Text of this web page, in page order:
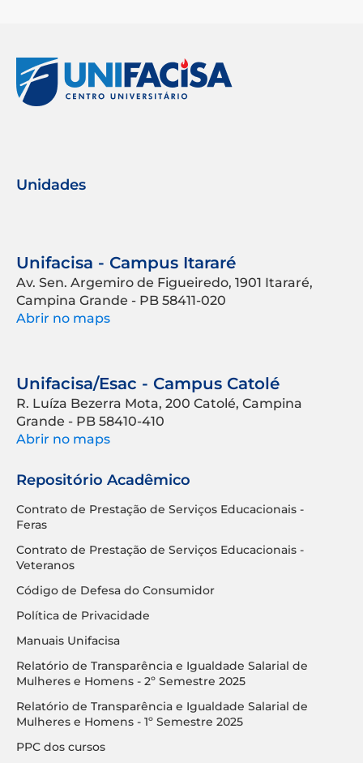
Unidades
Unifacisa - Campus Itararé
Av. Sen. Argemiro de Figueiredo, 1901 Itararé,
Campina Grande - PB 58411-020
Abrir no maps
Unifacisa/Esac - Campus Catolé
R. Luíza Bezerra Mota, 200 Catolé, Campina
Grande - PB 58410-410
Abrir no maps
Repositório Acadêmico
Contrato de Prestação de Serviços Educacionais -
Feras
Contrato de Prestação de Serviços Educacionais -
Veteranos
Código de Defesa do Consumidor
Política de Privacidade
Manuais Unifacisa
Relatório de Transparência e Igualdade Salarial de
Mulheres e Homens - 2º Semestre 2025
Relatório de Transparência e Igualdade Salarial de
Mulheres e Homens - 1º Semestre 2025
PPC dos cursos